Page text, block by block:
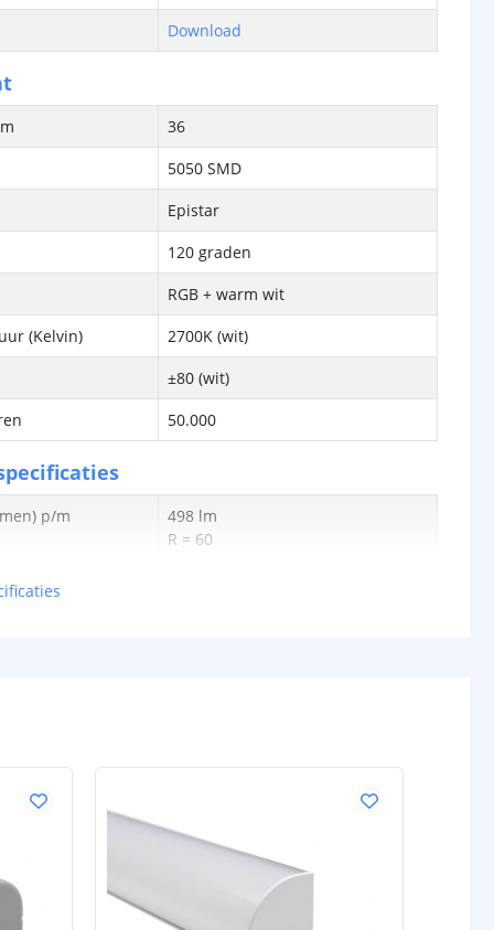
Download
36
5050 SMD
Epistar
120 graden
RGB + warm wit
(Kelvin)
2700K (wit)
±80 (wit)
50.000
p/m
498 lm
R = 60
IP20, IP65 of IP67